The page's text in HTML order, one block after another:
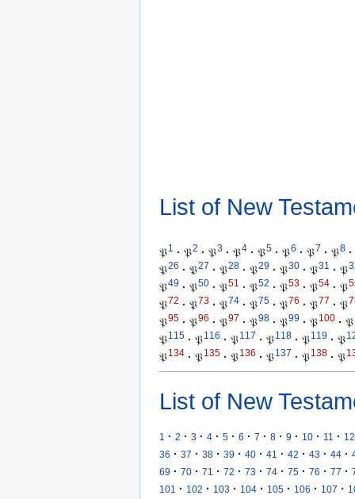
List of New
𝔓1 · 𝔓2 · 𝔓3 · 𝔓4 · 𝔓5 · 𝔓6 · 𝔓7 · 𝔓8 ·
𝔓26 · 𝔓27 · 𝔓28 · 𝔓29 · 𝔓30 · 𝔓31 · 𝔓
𝔓49 · 𝔓50 · 𝔓51 · 𝔓52 · 𝔓53 · 𝔓54 · 𝔓
𝔓72 · 𝔓73 · 𝔓74 · 𝔓75 · 𝔓76 · 𝔓77 · 𝔓
𝔓95 · 𝔓96 · 𝔓97 · 𝔓98 · 𝔓99 · 𝔓100 · 𝔓
𝔓115 · 𝔓116 · 𝔓117 · 𝔓118 · 𝔓119 · 𝔓
𝔓134 · 𝔓135 · 𝔓136 · 𝔓137 · 𝔓138 · 𝔓
List of New
1 · 2 · 3 · 4 · 5 · 6 · 7 · 8 · 9 · 10 · 11 · 12
36 · 37 · 38 · 39 · 40 · 41 · 42 · 43 · 44 ·
69 · 70 · 71 · 72 · 73 · 74 · 75 · 76 · 77 ·
101
· 102 · 103 · 104 · 105 · 106 · 107 ·